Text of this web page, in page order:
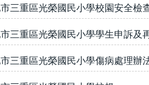
三重區光榮國民小學校園安全檢
三重區光榮國民小學學生申訴及
三重區光榮國民小學傷病處理辦